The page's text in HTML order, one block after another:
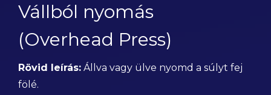
Vállból nyomás
(Overhead Press)
Rövid leírás: Állva vagy ülve nyomd a súlyt fej
fölé.